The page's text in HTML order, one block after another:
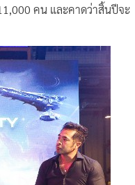
คน และคาดว่าสิ้นปีจะ